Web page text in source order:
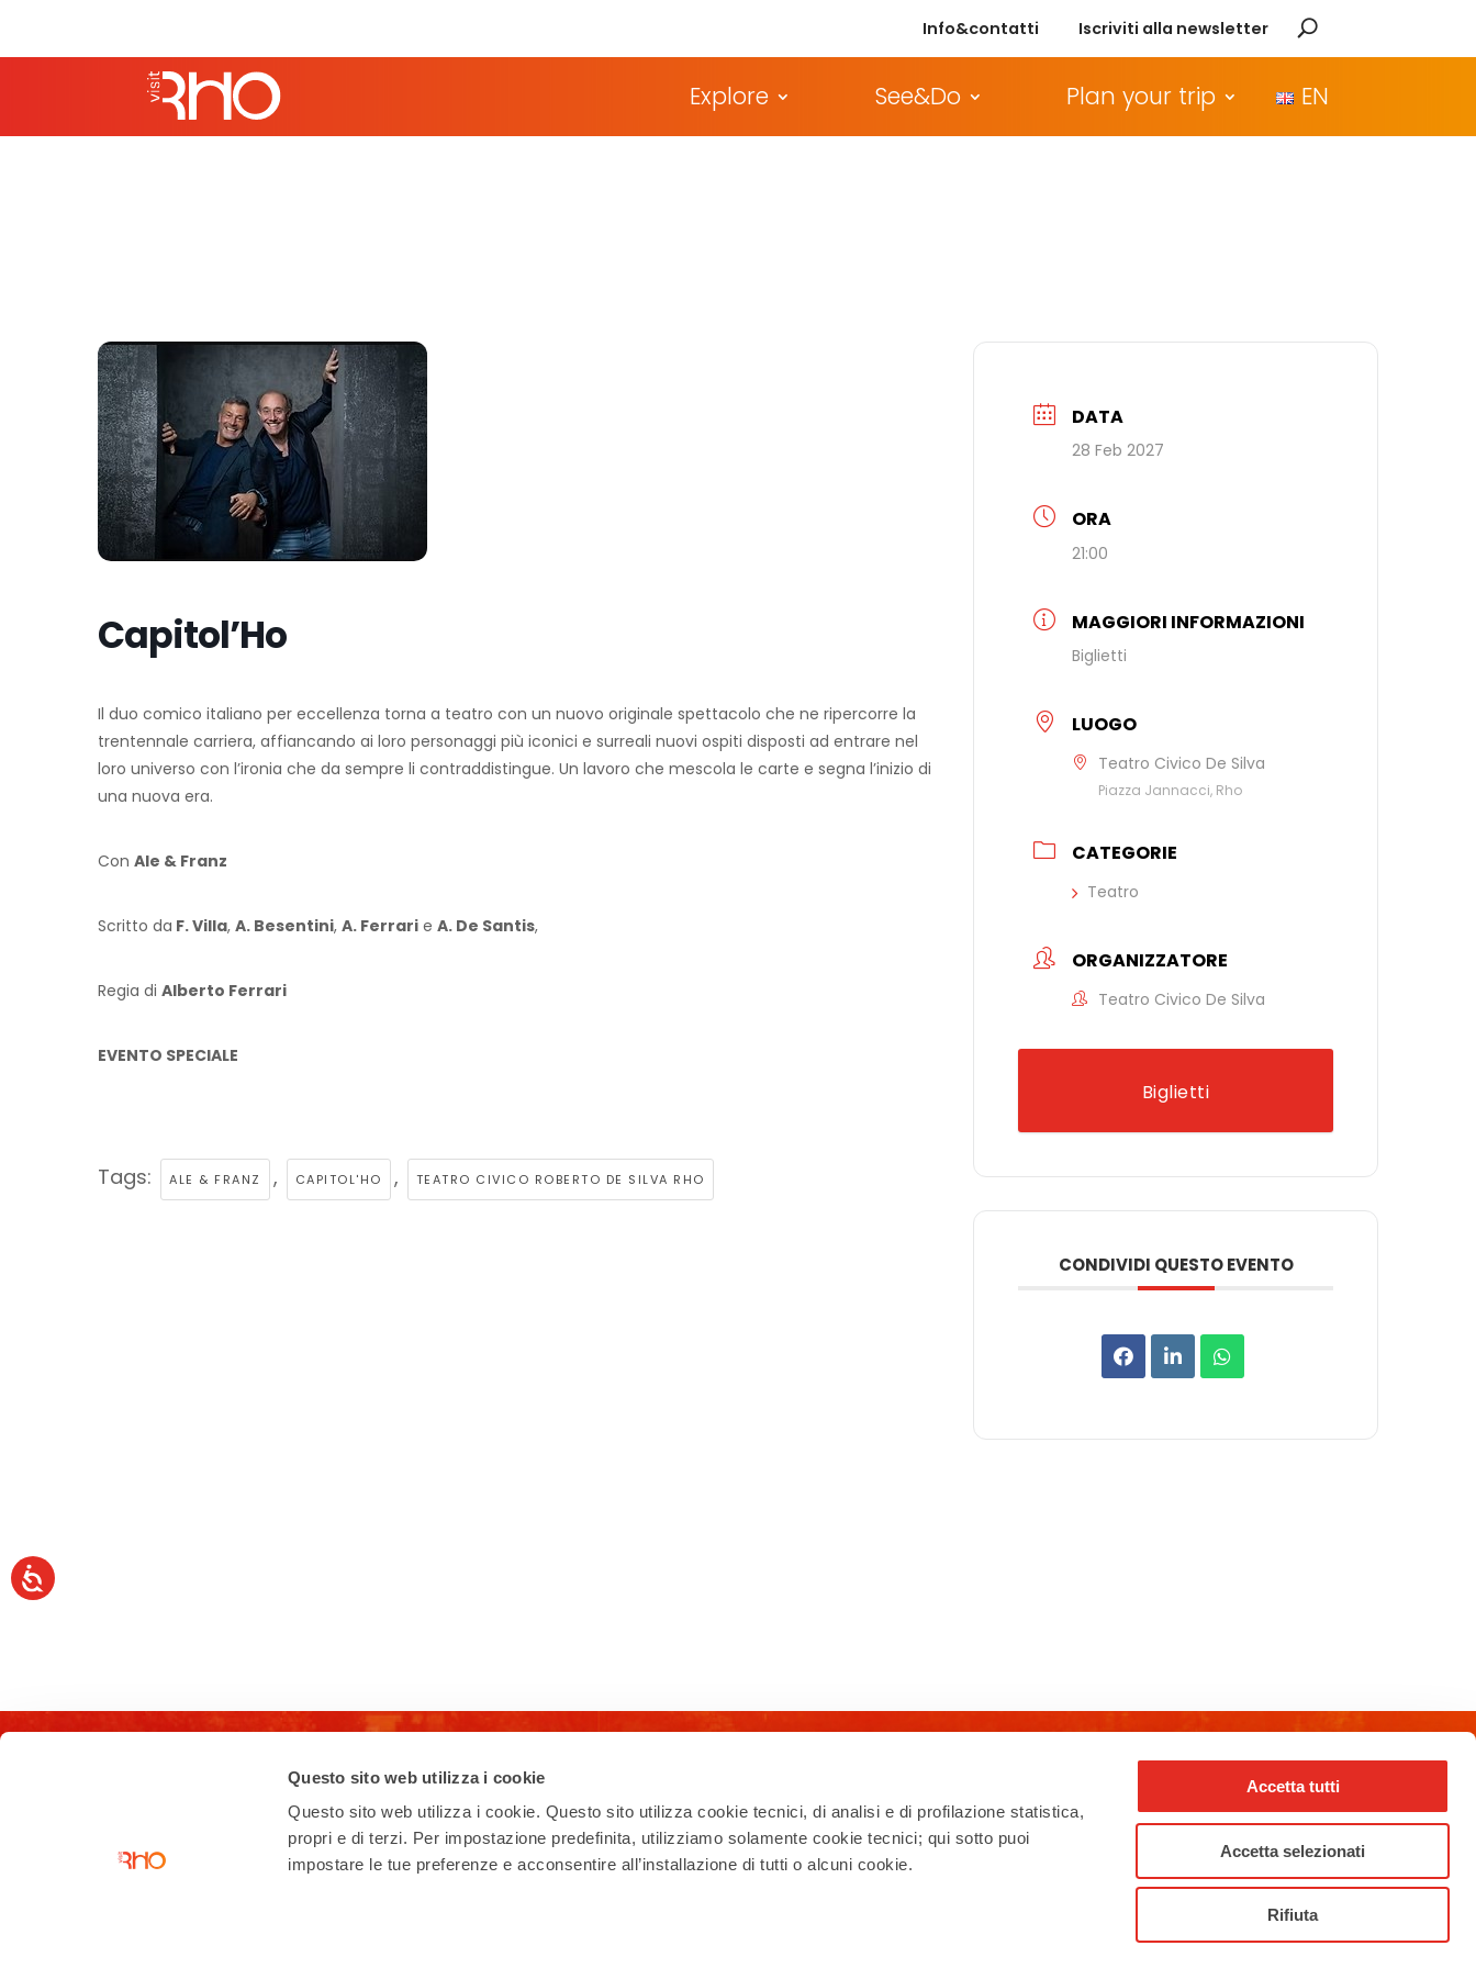
Questo sito web utilizza i cookie
Questo sito web utilizza i cookie. Questo sito utilizza cookie tecnici, di analisi e di profilazione statistica,
propri e di terzi. Per impostazione predefinita, utilizziamo solamente cookie tecnici; qui sotto puoi
impostare le tue preferenze e acconsentire all’installazione di tutti o alcuni cookie.
Accetta tutti
Accetta selezionati
Rifiuta
Info&contatti Iscriviti alla newsletter
Explore See&Do Plan your trip EN
Capitol’Ho
Il duo comico italiano per eccellenza torna a teatro con un nuovo originale spettacolo che ne ripercorre la
trentennale carriera, affiancando ai loro personaggi più iconici e surreali nuovi ospiti disposti ad entrare nel
loro universo con l’ironia che da sempre li contraddistingue. Un lavoro che mescola le carte e segna l’inizio di
una nuova era.
Con Ale & Franz
Scritto da F. Villa, A. Besentini, A. Ferrari e A. De Santis,
Regia di Alberto Ferrari
EVENTO SPECIALE
Tags: ALE & FRANZ , CAPITOL'HO , TEATRO CIVICO ROBERTO DE SILVA RHO
DATA
28 Feb 2027
ORA
21:00
MAGGIORI INFORMAZIONI
Biglietti
LUOGO
Teatro Civico De Silva
Piazza Jannacci, Rho
CATEGORIE
Teatro
ORGANIZZATORE
Teatro Civico De Silva
Biglietti
CONDIVIDI QUESTO EVENTO
Contatti
Ricevi la nostra newsletter con eventi,
esperienze, news, appuntamenti e offerte
per vivere al meglio il tuo soggiorno a Rho!
rho_nel_mondo_